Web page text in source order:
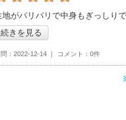
「薄皮たい焼 銀のあん イオン
地がパリパリで中身もぎっしりで
続きを見る
2022-12-14 コメント 0件